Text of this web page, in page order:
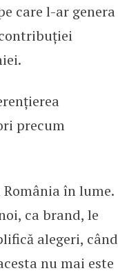
care l-ar genera
precum
în lume.
ca brand, le
alegeri, când
nu mai este